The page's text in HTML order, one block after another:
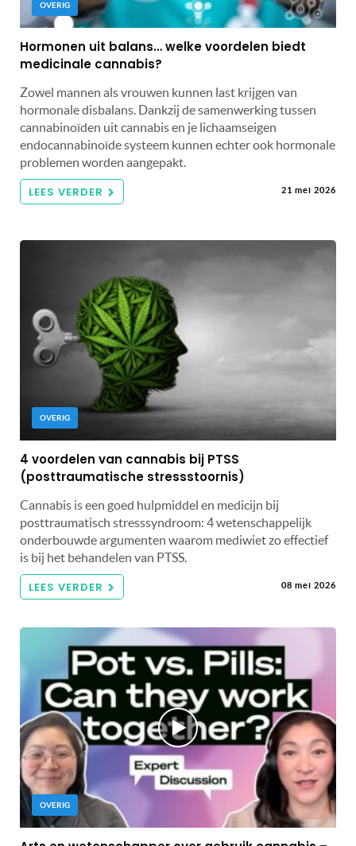
OVERIG
Hormonen uit balans… welke voordelen biedt
medicinale cannabis?
Zowel mannen als vrouwen kunnen last krijgen van
hormonale disbalans. Dankzij de samenwerking tussen
cannabinoïden uit cannabis en je lichaamseigen
endocannabinoïde systeem kunnen echter ook hormonale
problemen worden aangepakt.
LEES VERDER 21 mei 2026
OVERIG
4 voordelen van cannabis bij PTSS
(posttraumatische stressstoornis)
Cannabis is een goed hulpmiddel en medicijn bij
posttraumatisch stresssyndroom: 4 wetenschappelijk
onderbouwde argumenten waarom mediwiet zo effectief
is bij het behandelen van PTSS.
LEES VERDER 08 mei 2026
OVERIG